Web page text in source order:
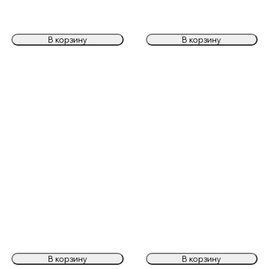
В корзину В корзину
В корзину В корзину